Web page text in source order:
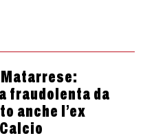
fraudolenta da
anche l’ex